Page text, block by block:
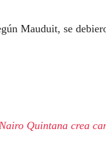
Mauduit, se
Quintana crea